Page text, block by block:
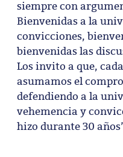
siempre con
Bienvenidas a la
convicciones,
bienvenidas las
Los invito a que,
asumamos el
defendiendo a la
vehemencia y
hizo durante 30